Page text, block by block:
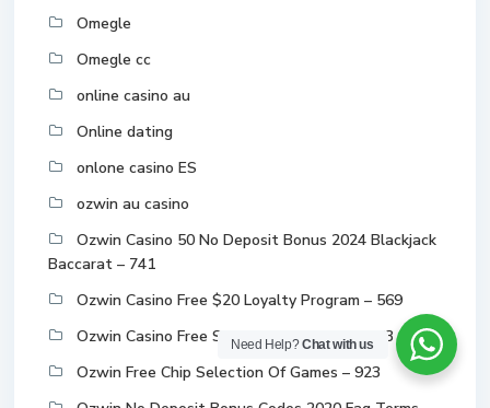
Omegle
Omegle cc
online casino au
Online dating
onlone casino ES
ozwin au casino
Ozwin Casino 50 No Deposit Bonus 2024 Blackjack
Baccarat – 741
Ozwin Casino Free $20 Loyalty Program – 569
Ozwin Casino Free Spins Casino Offers – 353
Ozwin Free Chip Selection Of Games – 923
Need Help?Chat with us